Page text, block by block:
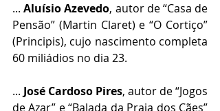
... Aluísio Azevedo, autor de “Casa de
Pensão” (Martin Claret) e “O Cortiço”
(Principis), cujo nascimento completa
60 miliádios no dia 23.
... José Cardoso Pires, autor de “Jogos
de Azar” e “Balada da Praia dos Cães”